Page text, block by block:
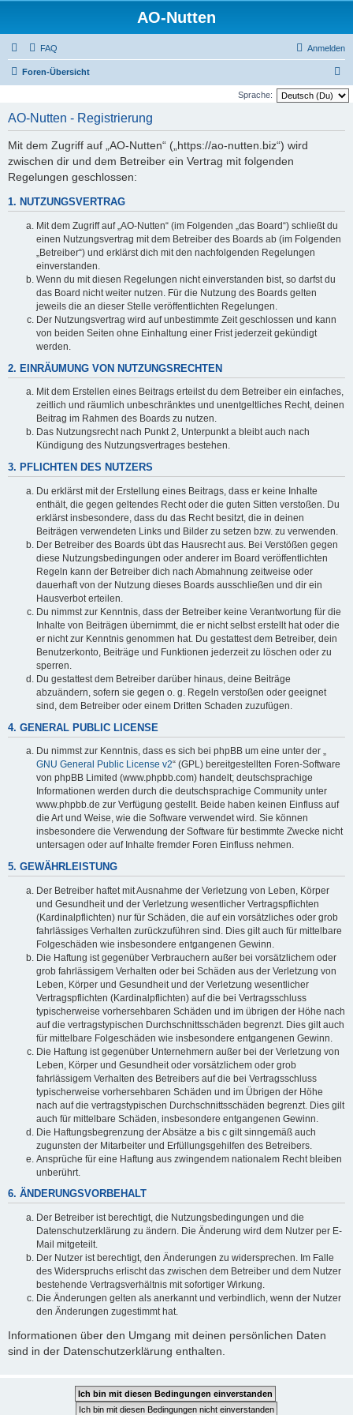
AO-Nutten
FAQ Anmelden
Foren-Übersicht
u
Sprache:
AO-Nutten - Registrierung
Mit dem Zugriff auf „AO-Nutten“ („https://ao-nutten.biz“) wird
zwischen dir und dem Betreiber ein Vertrag mit folgenden
Regelungen geschlossen:
1. NUTZUNGSVERTRAG
Mit dem Zugriff auf „AO-Nutten“ (im Folgenden „das Board“) schließt du
einen Nutzungsvertrag mit dem Betreiber des Boards ab (im Folgenden
„Betreiber“) und erklärst dich mit den nachfolgenden Regelungen
einverstanden.
Wenn du mit diesen Regelungen nicht einverstanden bist, so darfst du
das Board nicht weiter nutzen. Für die Nutzung des Boards gelten
jeweils die an dieser Stelle veröffentlichten Regelungen.
Der Nutzungsvertrag wird auf unbestimmte Zeit geschlossen und kann
von beiden Seiten ohne Einhaltung einer Frist jederzeit gekündigt
werden.
2. EINRÄUMUNG VON NUTZUNGSRECHTEN
Mit dem Erstellen eines Beitrags erteilst du dem Betreiber ein einfaches,
zeitlich und räumlich unbeschränktes und unentgeltliches Recht, deinen
Beitrag im Rahmen des Boards zu nutzen.
Das Nutzungsrecht nach Punkt 2, Unterpunkt a bleibt auch nach
Kündigung des Nutzungsvertrages bestehen.
3. PFLICHTEN DES NUTZERS
Du erklärst mit der Erstellung eines Beitrags, dass er keine Inhalte
enthält, die gegen geltendes Recht oder die guten Sitten verstoßen. Du
erklärst insbesondere, dass du das Recht besitzt, die in deinen
Beiträgen verwendeten Links und Bilder zu setzen bzw. zu verwenden.
Der Betreiber des Boards übt das Hausrecht aus. Bei Verstößen gegen
diese Nutzungsbedingungen oder anderer im Board veröffentlichten
Regeln kann der Betreiber dich nach Abmahnung zeitweise oder
dauerhaft von der Nutzung dieses Boards ausschließen und dir ein
Hausverbot erteilen.
Du nimmst zur Kenntnis, dass der Betreiber keine Verantwortung für die
Inhalte von Beiträgen übernimmt, die er nicht selbst erstellt hat oder die
er nicht zur Kenntnis genommen hat. Du gestattest dem Betreiber, dein
Benutzerkonto, Beiträge und Funktionen jederzeit zu löschen oder zu
sperren.
Du gestattest dem Betreiber darüber hinaus, deine Beiträge
abzuändern, sofern sie gegen o. g. Regeln verstoßen oder geeignet
sind, dem Betreiber oder einem Dritten Schaden zuzufügen.
4. GENERAL PUBLIC LICENSE
Du nimmst zur Kenntnis, dass es sich bei phpBB um eine unter der „
GNU General Public License v2“ (GPL) bereitgestellten Foren-Software
von phpBB Limited (www.phpbb.com) handelt; deutschsprachige
Informationen werden durch die deutschsprachige Community unter
www.phpbb.de zur Verfügung gestellt. Beide haben keinen Einfluss auf
die Art und Weise, wie die Software verwendet wird. Sie können
insbesondere die Verwendung der Software für bestimmte Zwecke nicht
untersagen oder auf Inhalte fremder Foren Einfluss nehmen.
5. GEWÄHRLEISTUNG
Der Betreiber haftet mit Ausnahme der Verletzung von Leben, Körper
und Gesundheit und der Verletzung wesentlicher Vertragspflichten
(Kardinalpflichten) nur für Schäden, die auf ein vorsätzliches oder grob
fahrlässiges Verhalten zurückzuführen sind. Dies gilt auch für mittelbare
Folgeschäden wie insbesondere entgangenen Gewinn.
Die Haftung ist gegenüber Verbrauchern außer bei vorsätzlichem oder
grob fahrlässigem Verhalten oder bei Schäden aus der Verletzung von
Leben, Körper und Gesundheit und der Verletzung wesentlicher
Vertragspflichten (Kardinalpflichten) auf die bei Vertragsschluss
typischerweise vorhersehbaren Schäden und im übrigen der Höhe nach
auf die vertragstypischen Durchschnittsschäden begrenzt. Dies gilt auch
für mittelbare Folgeschäden wie insbesondere entgangenen Gewinn.
Die Haftung ist gegenüber Unternehmern außer bei der Verletzung von
Leben, Körper und Gesundheit oder vorsätzlichem oder grob
fahrlässigem Verhalten des Betreibers auf die bei Vertragsschluss
typischerweise vorhersehbaren Schäden und im Übrigen der Höhe
nach auf die vertragstypischen Durchschnittsschäden begrenzt. Dies gilt
auch für mittelbare Schäden, insbesondere entgangenen Gewinn.
Die Haftungsbegrenzung der Absätze a bis c gilt sinngemäß auch
zugunsten der Mitarbeiter und Erfüllungsgehilfen des Betreibers.
Ansprüche für eine Haftung aus zwingendem nationalem Recht bleiben
unberührt.
6. ÄNDERUNGSVORBEHALT
Der Betreiber ist berechtigt, die Nutzungsbedingungen und die
Datenschutzerklärung zu ändern. Die Änderung wird dem Nutzer per E-
Mail mitgeteilt.
Der Nutzer ist berechtigt, den Änderungen zu widersprechen. Im Falle
des Widerspruchs erlischt das zwischen dem Betreiber und dem Nutzer
bestehende Vertragsverhältnis mit sofortiger Wirkung.
Die Änderungen gelten als anerkannt und verbindlich, wenn der Nutzer
den Änderungen zugestimmt hat.
Informationen über den Umgang mit deinen persönlichen Daten
sind in der Datenschutzerklärung enthalten.